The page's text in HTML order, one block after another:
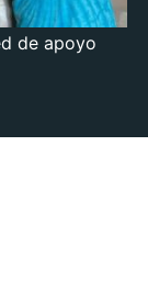
de apoyo